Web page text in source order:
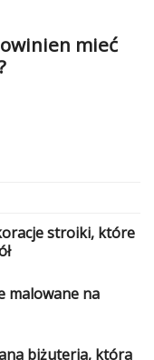
mieć
stroiki, które
malowane na
biżuteria, która